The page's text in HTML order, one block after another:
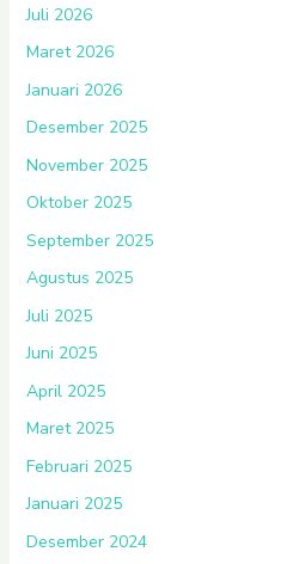
Juli 2026
Maret 2026
Januari 2026
Desember 2025
November 2025
Oktober 2025
September 2025
Agustus 2025
Juli 2025
Juni 2025
April 2025
Maret 2025
Februari 2025
Januari 2025
Desember 2024